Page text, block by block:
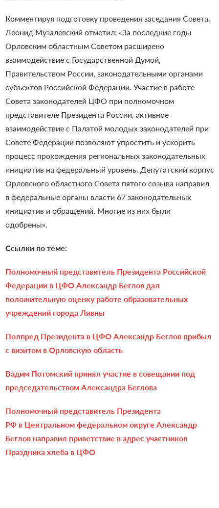
Комментируя подготовку проведения заседания Совета,
Леонид Музалевский отметил: «За последние годы
Орловским областным Советом расширено
взаимодействие с Государственной Думой,
Правительством России, законодательными органами
субъектов Российской Федерации. Участие в работе
Совета законодателей ЦФО при полномочном
представителе Президента России, активное
взаимодействие с Палатой молодых законодателей при
Совете Федерации позволяют упростить и ускорить
процесс прохождения региональных законодательных
инициатив на федеральный уровень. Депутатский корпус
Орловского областного Совета пятого созыва направил
в федеральные органы власти 67 законодательных
инициатив и обращений. Многие из них были
одобрены».
Ссылки по теме:
Полномочный представитель Президента Российской
Федерации в ЦФО Александр Беглов дал
положительную оценку работе образовательных
учреждений города Ливны
Полпред Президента в ЦФО Александр Беглов прибыл
с визитом в Орловскую область
Вадим Потомский принял участие в совещании под
председательством Александра Беглова
Полномочный представитель Президента
РФ в Центральном федеральном округе Александр
Беглов направил приветствие в адрес участников
Праздника хлеба в ЦФО